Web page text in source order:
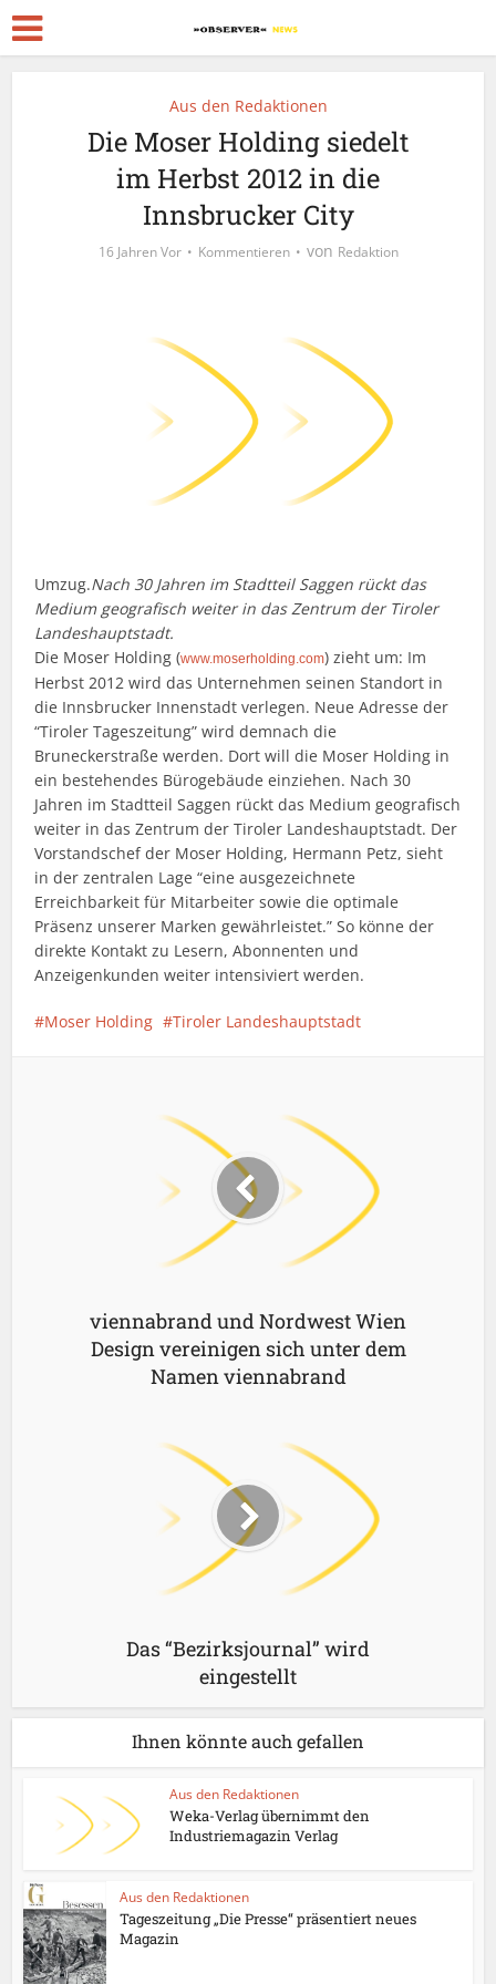
Aus den Redaktionen
Die Moser Holding siedelt
im Herbst 2012 in die
Innsbrucker City
16 Jahren Vor Kommentieren von Redaktion
Umzug.Nach 30 Jahren im Stadtteil Saggen rückt das
Medium geografisch weiter in das Zentrum der Tiroler
Landeshauptstadt.
Die Moser Holding (www.moserholding.com) zieht um: Im
Herbst 2012 wird das Unternehmen seinen Standort in
die Innsbrucker Innenstadt verlegen. Neue Adresse der
“Tiroler Tageszeitung” wird demnach die
Bruneckerstraße werden. Dort will die Moser Holding in
ein bestehendes Bürogebäude einziehen. Nach 30
Jahren im Stadtteil Saggen rückt das Medium geografisch
weiter in das Zentrum der Tiroler Landeshauptstadt. Der
Vorstandschef der Moser Holding, Hermann Petz, sieht
in der zentralen Lage “eine ausgezeichnete
Erreichbarkeit für Mitarbeiter sowie die optimale
Präsenz unserer Marken gewährleistet.” So könne der
direkte Kontakt zu Lesern, Abonnenten und
Anzeigenkunden weiter intensiviert werden.
Moser Holding Tiroler Landeshauptstadt
viennabrand und Nordwest Wien
Design vereinigen sich unter dem
Namen viennabrand
Das “Bezirksjournal” wird
eingestellt
Ihnen könnte auch gefallen
Aus den Redaktionen
Weka-Verlag übernimmt den
Industriemagazin Verlag
Aus den Redaktionen
Tageszeitung „Die Presse“ präsentiert neues
Magazin